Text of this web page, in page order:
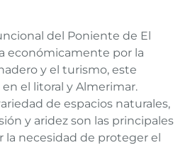
del Poniente de El
económicamente por la
y el turismo, este
el litoral y Almerimar.
de espacios naturales,
y aridez son las principales
la necesidad de proteger el